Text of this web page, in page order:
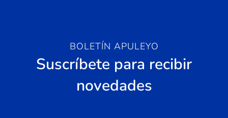
BOLETÍN APULEYO
Suscríbete para recibir
novedades